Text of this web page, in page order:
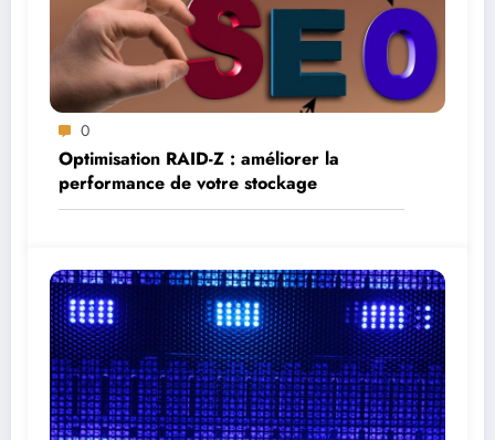
0
Optimisation RAID-Z : améliorer la
performance de votre stockage